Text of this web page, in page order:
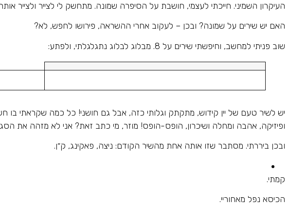
העיקרון השמיני. חייכתי לעצמי, חושבת על הסיפרה שמונה. מתחשק לי לצייר ולצייר
האם יש שירים על שמונה? ובכן – לעקוב אחרי ההשראה, פירושו לחפש, לא?
שוב פניתי למחשב, וחיפשתי שירים על 8. מבלוג לבלוג נתגלגלתי, ולפתע:
יש לשיר טעם של יין קידוש, מתקתק וגלותי כזה, אבל גם חושני! כל כמה שקראתי בו
ופיזיקה, אהבה ומחלה ושיכרון, הופס-הופס! מוזר, מי כתב זאת? אני לא מזהה את
ובכן ביררתי. מסתבר שזו אותה אחת מהשיר הקודם: ניצה, פאקינג, ק״ן.
קמתי.
הכיסא נפל מאחוריי.